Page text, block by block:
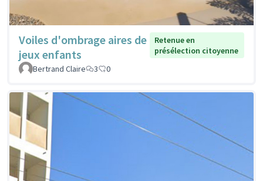
Voiles d'ombrage aires de
jeux enfants
Retenue en
présélection citoyenne
Bertrand Claire
3 0